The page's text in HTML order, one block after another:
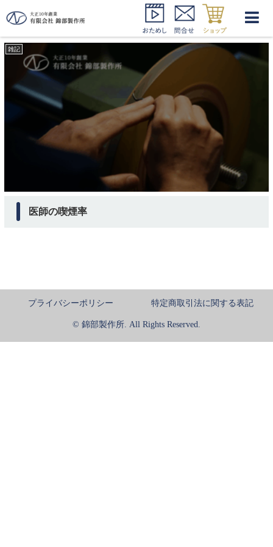
日本医師会 発表
雑記
医師の喫煙率
プライバシーポリシー 特定商取引法に関する表記
© 錦部製作所. All Rights Reserved.